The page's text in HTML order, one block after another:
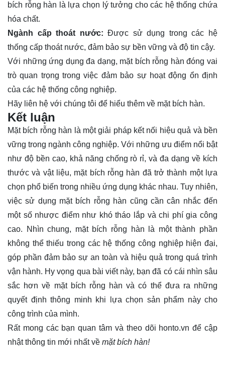
bích rỗng hàn là lựa chọn lý tưởng cho các hệ thống chứa
hóa chất.
Ngành cấp thoát nước: Được sử dụng trong các hệ
thống cấp thoát nước, đảm bảo sự bền vững và độ tin cậy.
Với những ứng dụng đa dạng, mặt bích rỗng hàn đóng vai
trò quan trọng trong việc đảm bảo sự hoạt động ổn định
của các hệ thống công nghiệp.
Hãy liên hệ với chúng tôi để hiểu thêm về mặt bích hàn.
Kết luận
Mặt bích rỗng hàn là một giải pháp kết nối hiệu quả và bền
vững trong ngành công nghiệp. Với những ưu điểm nổi bật
như độ bền cao, khả năng chống rò rỉ, và đa dạng về kích
thước và vật liệu, mặt bích rỗng hàn đã trở thành một lựa
chọn phổ biến trong nhiều ứng dụng khác nhau. Tuy nhiên,
việc sử dụng mặt bích rỗng hàn cũng cần cân nhắc đến
một số nhược điểm như khó tháo lắp và chi phí gia công
cao. Nhìn chung, mặt bích rỗng hàn là một thành phần
không thể thiếu trong các hệ thống công nghiệp hiện đại,
góp phần đảm bảo sự an toàn và hiệu quả trong quá trình
vận hành. Hy vọng qua bài viết này, bạn đã có cái nhìn sâu
sắc hơn về mặt bích rỗng hàn và có thể đưa ra những
quyết định thông minh khi lựa chọn sản phẩm này cho
công trình của mình.
Rất mong các bạn quan tâm và theo dõi honto.vn để cập
nhật thông tin mới nhất về mặt bích hàn!